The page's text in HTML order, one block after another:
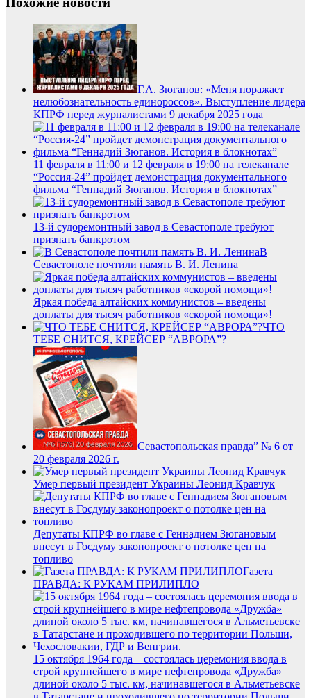
Г.А. Зюганов: «Меня поражает
нелюбознательность единороссов». Выступление лидера
КПРФ перед журналистами 9 декабря 2025 года
11 февраля в 11:00 и 12 февраля в 19:00 на телеканале
“Россия-24” пройдет демонстрация документального
фильма “Геннадий Зюганов. История в блокнотах”
13-й судоремонтный завод в Севастополе требуют
признать банкротом
В
Севастополе почтили память В. И. Ленина
Яркая победа алтайских коммунистов – введены
доплаты для тысяч работников «скорой помощи»!
ЧТО
ТЕБЕ СНИТСЯ, КРЕЙСЕР “АВРОРА”?
Севастопольская правда” № 6 от
20 февраля 2026 г.
Умер первый президент Украины Леонид Кравчук
Депутаты КПРФ во главе с Геннадием Зюгановым
внесут в Госдуму законопроект о потолке цен на
топливо
Газета
ПРАВДА: К РУКАМ ПРИЛИПЛО
15 октября 1964 года – состоялась церемония ввода в
строй крупнейшего в мире нефтепровода «Дружба»
длиной около 5 тыс. км, начинавшегося в Альметьевске